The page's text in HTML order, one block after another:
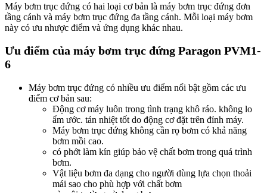
Máy bơm trục đứng có hai loại cơ bản là máy bơm trục đứng đơn
tầng cánh và máy bơm trục đứng đa tầng cánh. Mỗi loại máy bơm
này có ưu nhược điểm và ứng dụng khác nhau.
Ưu điểm của máy bơm trục đứng Paragon PVM1-
6
Máy bơm trục đứng có nhiều ưu điểm nổi bật gồm các ưu
điểm cơ bản sau:
Động cơ máy luôn trong tình trạng khô ráo. không lo
ẩm ước. tản nhiệt tốt do động cơ đặt trên đỉnh máy.
Máy bơm trục đứng không cần rọ bơm có khả năng
bơm mồi cao.
có phớt làm kín giúp bảo vệ chất bơm trong quá trình
bơm.
Vật liệu bơm đa dạng cho người dùng lựa chọn thoải
mái sao cho phù hợp với chất bơm